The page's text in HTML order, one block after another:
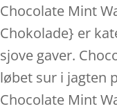
Chocolate Mint
Chokolade} er
sjove gaver.
løbet sur i jagten
Chocolate Mint